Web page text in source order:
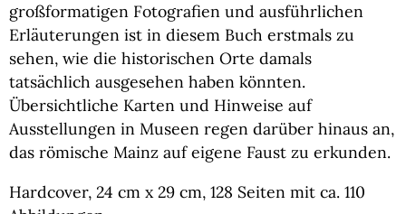
großformatigen Fotografien und ausführlichen
Erläuterungen ist in diesem Buch erstmals zu
sehen, wie die historischen Orte damals
tatsächlich ausgesehen haben könnten.
Übersichtliche Karten und Hinweise auf
Ausstellungen in Museen regen darüber hinaus an,
das römische Mainz auf eigene Faust zu erkunden.
Hardcover, 24 cm x 29 cm, 128 Seiten mit ca. 110